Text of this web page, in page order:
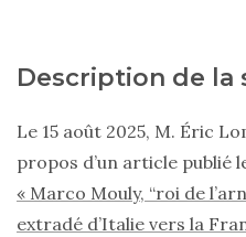
Description de la
Le 15 août 2025, M. Éric
propos d’un article publié
« Marco Mouly, “roi de
extradé d’Italie vers la